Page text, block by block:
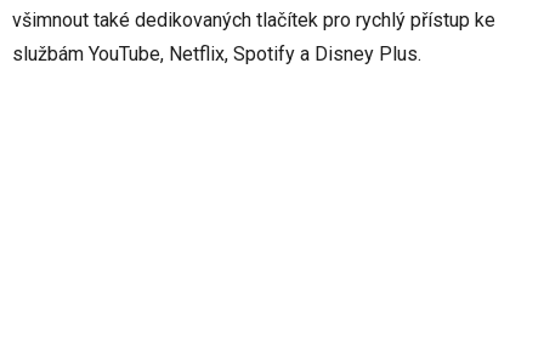
všimnout také dedikovaných tlačítek pro rychlý přístup ke
službám YouTube, Netflix, Spotify a Disney Plus.